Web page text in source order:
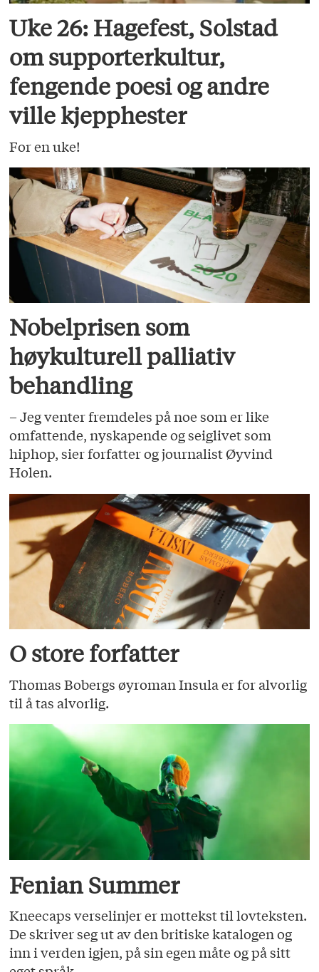
Uke 26: Hagefest, Solstad
om supporterkultur,
fengende poesi og andre
ville kjepphester
For en uke!
Nobelprisen som
høykulturell palliativ
behandling
– Jeg venter fremdeles på noe som er like
omfattende, nyskapende og seiglivet som
hiphop, sier forfatter og journalist Øyvind
Holen.
O store forfatter
Thomas Bobergs øyroman Insula er for alvorlig
til å tas alvorlig.
Fenian Summer
Kneecaps verselinjer er mottekst til lovteksten.
De skriver seg ut av den britiske katalogen og
inn i verden igjen, på sin egen måte og på sitt